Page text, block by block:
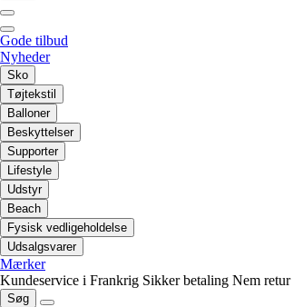
Gode tilbud
Nyheder
Sko
Tøjtekstil
Balloner
Beskyttelser
Supporter
Lifestyle
Udstyr
Beach
Fysisk vedligeholdelse
Udsalgsvarer
Mærker
Kundeservice i Frankrig Sikker betaling Nem retur
Søg